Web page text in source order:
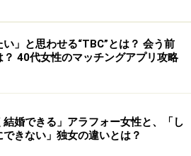
い。
心変わりしたと告白してきた
すか？
はなく心変わりとなれば、彼を
せん。
い」と思わせる“TBC”とは？ 会う前
？ 40代女性のマッチングアプリ攻略
結婚できる」アラフォー女性と、「し
できない」独女の違いとは？